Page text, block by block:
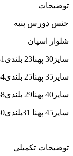
توضیحات
جنس دورس پنبه
شلوار اسپان
سایز30 پهنا23 بلندی31 شلوا48
سایز35 پهنا25 بلندی34 شلوار54
سایز40 پهنا29 بلندی38 شلوار55
سایز45 پهنا 31بلندی40شلوار61
توضیحات تکمیلی